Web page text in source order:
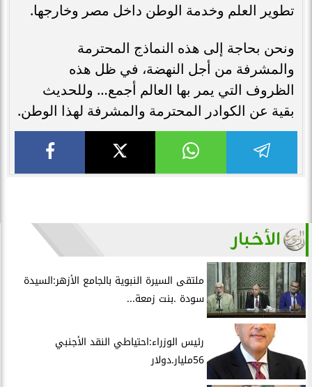
تطوير العلم وخدمة الوطن داخل مصر وخارجها.
ونحن بحاجة إلى هذه النماذج المحترمة
والمشرفة من أجل النهضة، في ظل هذه
الظروف التي يمر بها العالم أجمع… وللحديث
بقية عن الكوادر المحترمة والمشرفة لهذا الوطن.
الأخبار
ملتقى السيرة النبوية بالجامع الأزهر:السيدة
سودة .بنت زمعة...
رئيس الوزراء:احتياطي النقد الأجنبي
56مليار.دولار